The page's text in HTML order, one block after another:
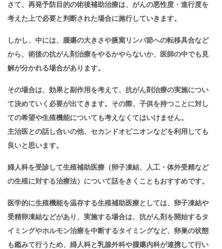
さて、再発予防目的の術後補助治療は、がんの悪性度・進行度を
考えた上で必要と判断された場合に施行していきます。
しかし、中には、腫瘍の大きさや腋窩リンパ節への転移具合など
から、術後の抗がん剤治療をやるかやらないか、医師の中でも見
解が分かれる場合があります。
その場合は、効果と副作用を考えて、抗がん剤治療の実施につい
て決めていく必要が出てきます。その際、子供を持つことに対し
ての希望や生殖機能についても考えなくてはいけません。
主治医との話し合いの他、セカンドオピニオンなどを利用しても
良いと思います。
婦人科を受診して生殖補助医療（卵子凍結、人工・体外受精など
の生殖に対する治療法）について話をきくこともおすすめです。
医学的に生殖機能を温存する生殖補助医療としては、卵子凍結や
受精卵凍結などがあり、実施する場合は、抗がん剤を開始するタ
イミングやホルモン治療を中断するタイミングなど、卵巣の状態
も鑑みて行うため、婦人科と乳腺外科や腫瘍内科が連携して行い